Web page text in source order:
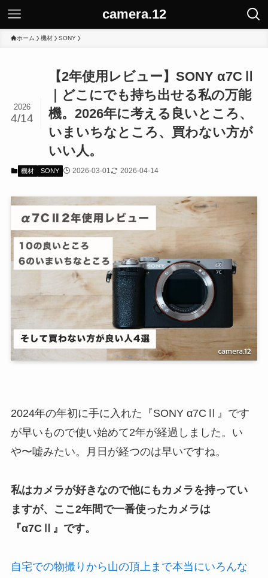
camera.12
ホーム 機材 SONY
【2年使用レビュー】SONY α7CⅡ
｜どこにでも持ち出せる私の万能
機。2026年に考える良いところ、
いまいちなところ、買わない方が
いい人。
2026
4/14
機材 SONY 2026-03-01 2026-04-14
2024年の年初に手に入れた『SONY α7CⅡ』です
が早いもので使い始めて2年が経過しました。い
や〜嘘みたい。月日が経つのは早いですね。
私はカメラが好きなので他にもカメラを持ってい
ますが、ここ2年間で一番使ったカメラは
『α7CⅡ』です。
自宅での物撮りから山の頂上まで本当にいろんな